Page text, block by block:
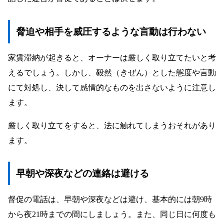
脅迫や相手を威圧するような言動は行わない
家賃滞納が起きると、オーナーは厳しく取り立てたいと考
えるでしょう。しかし、毅然（きぜん）とした態度や言動
にて対処し、決して感情的なものを出さないように注意し
ます。
厳しく取り立てをすると、法に触れてしまうおそれがあり
ます。
早朝や深夜などの連絡は避ける
督促の電話は、早朝や深夜などは避け、基本的には朝9時
から夜21時までの間にしましょう。また、同じ日に何度も